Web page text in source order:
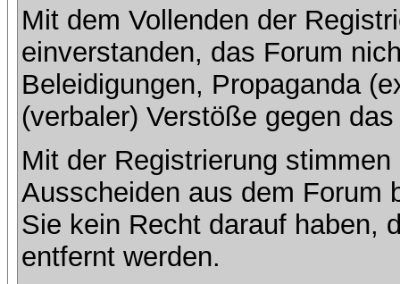
Mit dem Vollenden der
einverstanden, das Forum
Beleidigungen, Propaganda
(verbaler) Verstöße gegen
Mit der Registrierung
Ausscheiden aus dem Forum
Sie kein Recht darauf haben,
entfernt werden.